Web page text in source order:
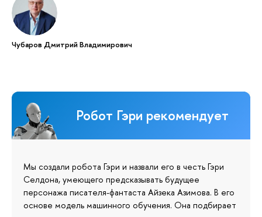
Чубаров Дмитрий Владимирович
Робот Гэри рекомендует
Мы создали робота Гэри и назвали его в честь Гэри
Селдона, умеющего предсказывать будущее
персонажа писателя-фантаста Айзека Азимова. В его
основе модель машинного обучения. Она подбирает